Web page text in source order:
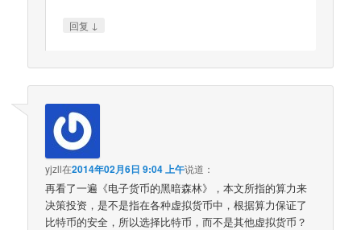
回复 ↓
yjzll在2014年02月6日 9:04 上午说道：
再看了一遍《电子货币的黑暗森林》，本文所指的算力来
决策投资，是不是指在各种虚拟货币中，根据算力保证了
比特币的安全，所以选择比特币，而不是其他虚拟货币？